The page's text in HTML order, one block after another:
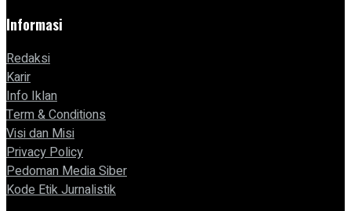
Informasi
Redaksi
Karir
Info Iklan
Term & Conditions
Visi dan Misi
Privacy Policy
Pedoman Media Siber
Kode Etik Jurnalistik